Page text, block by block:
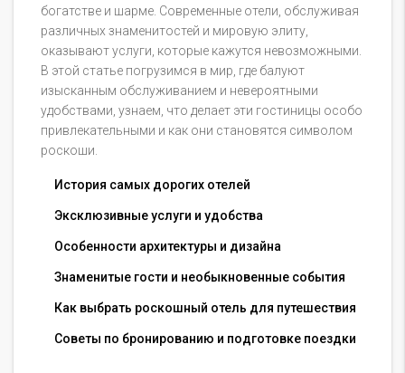
богатстве и шарме. Современные отели, обслуживая
различных знаменитостей и мировую элиту,
оказывают услуги, которые кажутся невозможными.
В этой статье погрузимся в мир, где балуют
изысканным обслуживанием и невероятными
удобствами, узнаем, что делает эти гостиницы особо
привлекательными и как они становятся символом
роскоши.
История самых дорогих отелей
Эксклюзивные услуги и удобства
Особенности архитектуры и дизайна
Знаменитые гости и необыкновенные события
Как выбрать роскошный отель для путешествия
Советы по бронированию и подготовке поездки